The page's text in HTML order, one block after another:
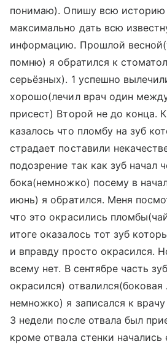
понимаю). Опишу всю историю
максимально дать всю
информацию. Прошлой
помню) я обратился к
серьёзных). 1 успешно
хорошо(лечил врач один
присест) Второй не до конца.
казалось что пломбу на зуб
страдает поставили
подозрение так как зуб начал
бока(немножко) посему в
июнь) я обратился. Меня
что это окрасились
итоге оказалось тот зуб
и вправду просто окрасился.
всему нет. В сентябре часть
окрасился) отвалился(боковая
немножко) я записался к
3 недели после отвала был
кроме отвала стенки